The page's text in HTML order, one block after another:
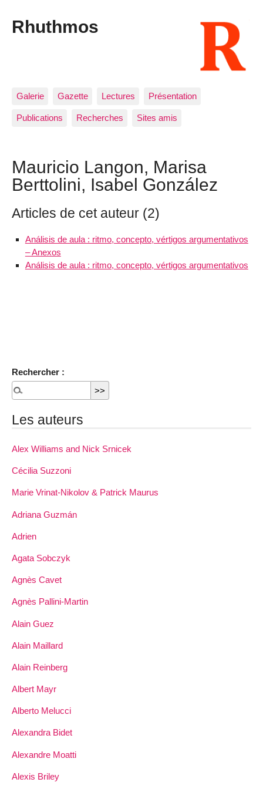
Rhuthmos
Galerie Gazette Lectures Présentation
Publications Recherches Sites amis
Mauricio Langon, Marisa
Berttolini, Isabel González
Articles de cet auteur (2)
Análisis de aula : ritmo, concepto, vértigos argumentativos
– Anexos
Análisis de aula : ritmo, concepto, vértigos argumentativos
Rechercher :
Les auteurs
Alex Williams and Nick Srnicek
Cécilia Suzzoni
Marie Vrinat-Nikolov & Patrick Maurus
Adriana Guzmán
Adrien
Agata Sobczyk
Agnès Cavet
Agnès Pallini-Martin
Alain Guez
Alain Maillard
Alain Reinberg
Albert Mayr
Alberto Melucci
Alexandra Bidet
Alexandre Moatti
Alexis Briley